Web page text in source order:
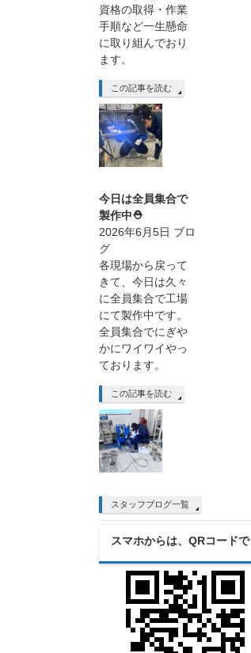
資格の取得・作業
手順など一生懸命
に取り組んでおり
ます。
この記事を読む
今日は全員集合で
製作中⛑
2026年6月5日 ブロ
グ
各現場から戻って
きて、今日は久々
に全員集合で工場
にて製作中です。
全員集合でにぎや
かにワイワイやっ
ております。
この記事を読む
スタッフブログ一覧
スマホからは、QRコードで